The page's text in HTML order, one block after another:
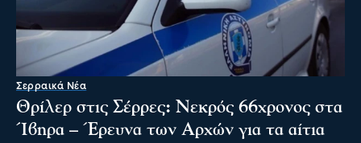
Σερραικά Νέα
Θρίλερ στις Σέρρες: Νεκρός 66χρονος στα
Ίβηρα – Έρευνα των Αρχών για τα αίτια